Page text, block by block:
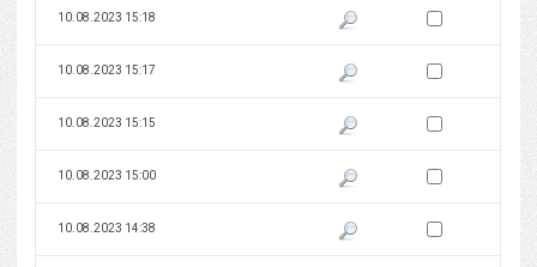
10.08.2023 15:18 Pokaż podgląd wersji z dnia
Zaznacz wersję do
10.08.2023 15:17 Pokaż podgląd wersji z dnia
Zaznacz wersję do
10.08.2023 15:15 Pokaż podgląd wersji z dnia
Zaznacz wersję do
10.08.2023 15:00 Pokaż podgląd wersji z dnia
Zaznacz wersję do
10.08.2023 14:38 Pokaż podgląd wersji z dnia
Zaznacz wersję do